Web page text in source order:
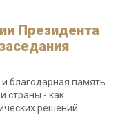
Президента
благодарная память
страны - как
решений